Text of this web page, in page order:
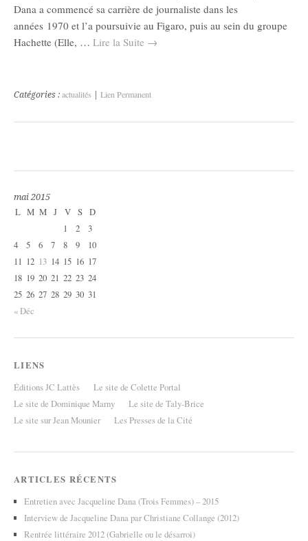
Dana a commencé sa carrière de journaliste dans les
années 1970 et l’a poursuivie au Figaro, puis au sein du groupe
Hachette (Elle, … Lire la Suite →
Catégories : actualités Lien Permanent
mai 2015
L M M J V S D
1
2
3
4
5 6 7 8 9
10
11 12 13 14 15 16 17
18 19 20 21 22 23 24
25 26 27 28 29 30 31
« Déc
LIENS
Éditions JC Lattès
Le site de Colette Portal
Le site de Dominique Marny
Le site de Taly-Brice
Le site sur Jean Mounier
Les Presses de la Cité
ARTICLES RÉCENTS
Entretien avec Jacqueline Dana (Trois Femmes) – 2015
Interview de Jacqueline Dana par Christiane Collange (2012)
Rentrée littéraire 2012 (Gabrielle ou le désarroi)